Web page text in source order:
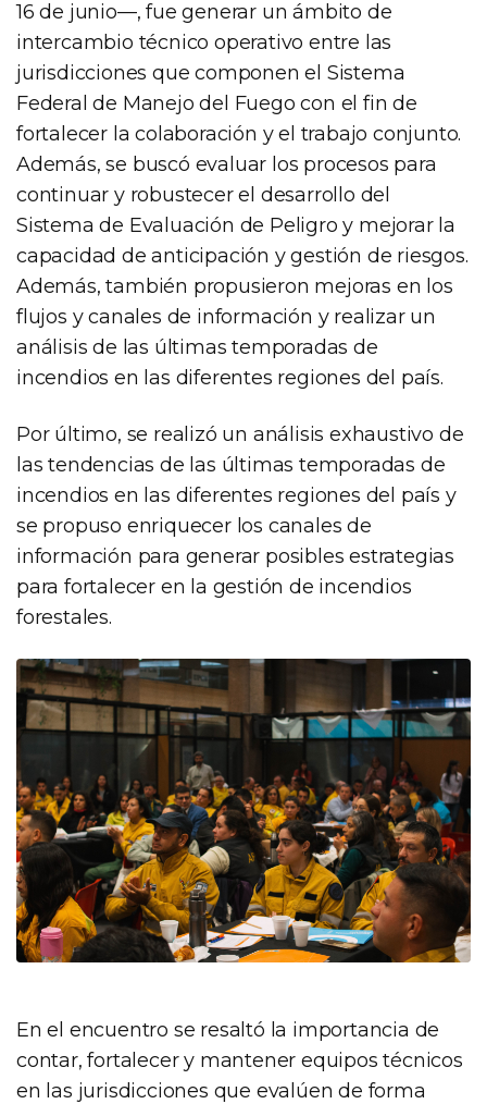
16 de junio—, fue generar un ámbito de
intercambio técnico operativo entre las
jurisdicciones que componen el Sistema
Federal de Manejo del Fuego con el fin de
fortalecer la colaboración y el trabajo conjunto.
Además, se buscó evaluar los procesos para
continuar y robustecer el desarrollo del
Sistema de Evaluación de Peligro y mejorar la
capacidad de anticipación y gestión de riesgos.
Además, también propusieron mejoras en los
flujos y canales de información y realizar un
análisis de las últimas temporadas de
incendios en las diferentes regiones del país.
Por último, se realizó un análisis exhaustivo de
las tendencias de las últimas temporadas de
incendios en las diferentes regiones del país y
se propuso enriquecer los canales de
información para generar posibles estrategias
para fortalecer en la gestión de incendios
forestales.
En el encuentro se resaltó la importancia de
contar, fortalecer y mantener equipos técnicos
en las jurisdicciones que evalúen de forma